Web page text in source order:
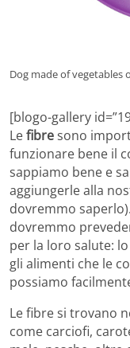
Dog made of vegetables
[blogo-gallery
Lefibresono
funzionare bene il
sappiamo bene e
aggiungerle alla
dovremmo
dovremmo
per la loro salute:
gli alimenti che le
possiamo
Le fibre si trovano
come carciofi,